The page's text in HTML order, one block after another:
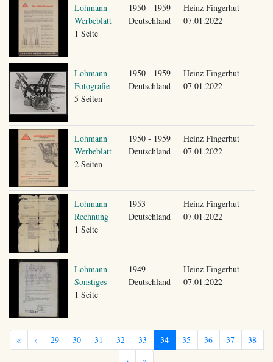
Lohmann
Werbeblatt
1 Seite
1950 - 1959
Deutschland
Heinz Fingerhut
07.01.2022
Lohmann
Fotografie
5 Seiten
1950 - 1959
Deutschland
Heinz Fingerhut
07.01.2022
Lohmann
Werbeblatt
2 Seiten
1950 - 1959
Deutschland
Heinz Fingerhut
07.01.2022
Lohmann
Rechnung
1 Seite
1953
Deutschland
Heinz Fingerhut
07.01.2022
Lohmann
Sonstiges
1 Seite
1949
Deutschland
Heinz Fingerhut
07.01.2022
« ‹ 29 30 31 32 33 34 35 36 37
38
›
»